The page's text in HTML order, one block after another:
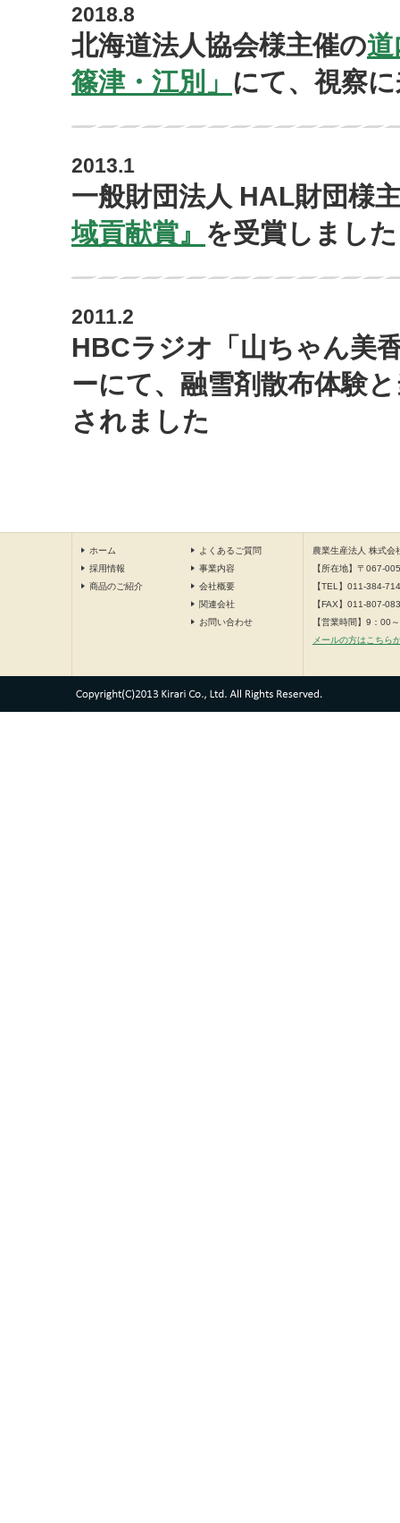
2018.8
北海道法人協会様主催の
篠津・江別」 にて、視察
2013.1
一般財団法人 HAL財団様
域貢献賞』 を受賞しました
2011.2
HBCラジオ 「山ちゃん美
ーにて、融雪剤散布体験
されました
ホーム
採用情報
商品のご紹介
よくあるご質問
事業内容
会社概要
関連会社
お問い合わせ
農業生産法人 株式会
【所在地】〒067-
【TEL】011-384-
【FAX】011-807-
【営業時間】9：00
メールの方はこちら